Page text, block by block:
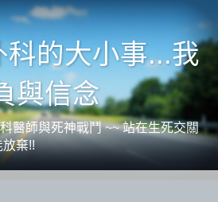
科的大小事...我
與信念
醫師與死神戰鬥 ~~ 站在生死交關
放棄!!